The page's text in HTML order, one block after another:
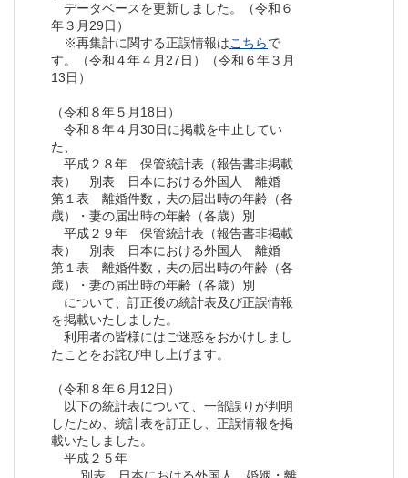
データベースを更新しました。（令和６
年３月29日）
※再集計に関する正誤情報はこちらで
す。（令和４年４月27日）（令和６年３月
13日）
（令和８年５月18日）
令和８年４月30日に掲載を中止してい
た、
平成２８年 保管統計表（報告書非掲載
表） 別表 日本における外国人 離婚
第１表 離婚件数，夫の届出時の年齢（各
歳）・妻の届出時の年齢（各歳）別
平成２９年 保管統計表（報告書非掲載
表） 別表 日本における外国人 離婚
第１表 離婚件数，夫の届出時の年齢（各
歳）・妻の届出時の年齢（各歳）別
について、訂正後の統計表及び正誤情報
を掲載いたしました。
利用者の皆様にはご迷惑をおかけしまし
たことをお詫び申し上げます。
（令和８年６月12日）
以下の統計表について、一部誤りが判明
したため、統計表を訂正し、正誤情報を掲
載いたしました。
平成２５年